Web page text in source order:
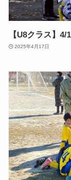
【U8クラス】
2025年4月17日